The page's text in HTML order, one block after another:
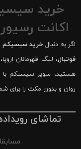
خرید
اکانت
اگر به دنبال خرید سیسیکم
فوتبال، لیگ قهرمانان
هستید، سوپر سیسیکم با
روان و بدون مکث را برای
تماشای